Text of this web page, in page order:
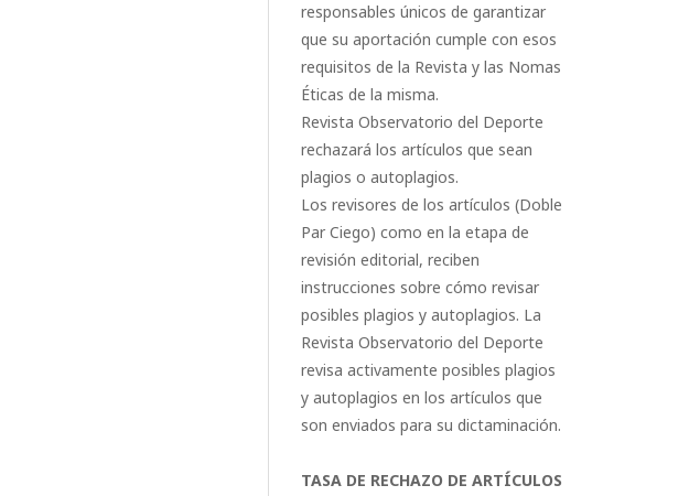
responsables únicos de garantizar
que su aportación cumple con esos
requisitos de la Revista y las Nomas
Éticas de la misma.
Revista Observatorio del Deporte
rechazará los artículos que sean
plagios o autoplagios.
Los revisores de los artículos (Doble
Par Ciego) como en la etapa de
revisión editorial, reciben
instrucciones sobre cómo revisar
posibles plagios y autoplagios. La
Revista Observatorio del Deporte
revisa activamente posibles plagios
y autoplagios en los artículos que
son enviados para su dictaminación.
TASA DE RECHAZO DE ARTÍCULOS